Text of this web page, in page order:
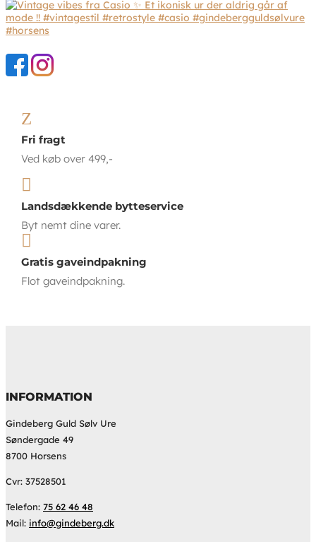
Z
Fri fragt
Ved køb over 499,-

Landsdækkende bytteservice
Byt nemt dine varer.

Gratis gaveindpakning
Flot gaveindpakning.
INFORMATION
Gindeberg Guld Sølv Ure
Søndergade 49
8700 Horsens
Cvr: 37528501
Telefon: 75 62 46 48
Mail: info@gindeberg.dk